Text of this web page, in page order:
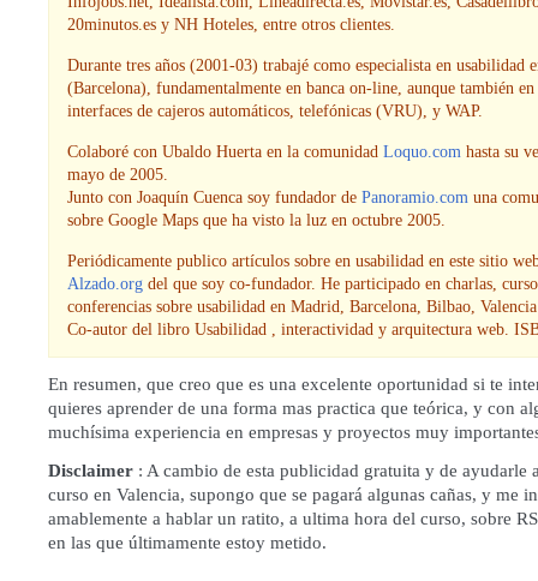
20minutos.es y NH Hoteles, entre otros clientes.
Durante tres años (2001-03) trabajé como especialista en usabilidad
(Barcelona), fundamentalmente en banca on-line, aunque también en
interfaces de cajeros automáticos, telefónicas (VRU), y WAP.
Colaboré con Ubaldo Huerta en la comunidad Loquo.com hasta su
mayo de 2005.
Junto con Joaquín Cuenca soy fundador de Panoramio.com una
sobre Google Maps que ha visto la luz en octubre 2005.
Periódicamente publico artículos sobre en usabilidad en este sitio
Alzado.org del que soy co-fundador. He participado en charlas,
conferencias sobre usabilidad en Madrid, Barcelona, Bilbao,
Co-autor del libro Usabilidad , interactividad y arquitectura web.
En resumen, que creo que es una excelente oportunidad si te
quieres aprender de una forma mas practica que teórica, y con
muchísima experiencia en empresas y proyectos muy
Disclaimer : A cambio de esta publicidad gratuita y de ayudarle
curso en Valencia, supongo que se pagará algunas cañas, y me
amablemente a hablar un ratito, a ultima hora del curso, sobre
en las que últimamente estoy metido.